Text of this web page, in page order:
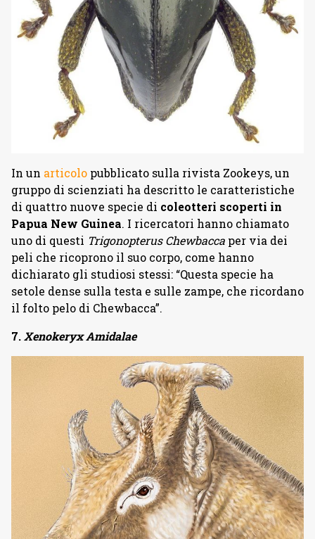
In un articolo pubblicato sulla rivista Zookeys, un
gruppo di scienziati ha descritto le caratteristiche
di quattro nuove specie di coleotteri scoperti in
Papua New Guinea. I ricercatori hanno chiamato
uno di questi Trigonopterus Chewbacca per via dei
peli che ricoprono il suo corpo, come hanno
dichiarato gli studiosi stessi: “Questa specie ha
setole dense sulla testa e sulle zampe, che ricordano
il folto pelo di Chewbacca”.
7.Xenokeryx Amidalae